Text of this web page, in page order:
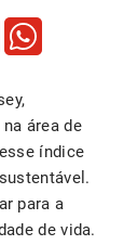
área de
índice
para a
de vida.